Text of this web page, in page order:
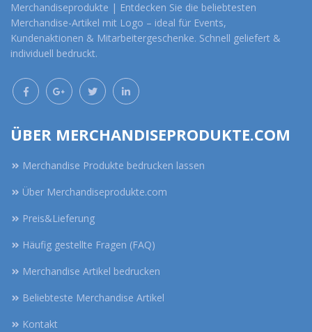
Merchandiseprodukte | Entdecken Sie die beliebtesten
Merchandise-Artikel mit Logo – ideal für Events,
Kundenaktionen & Mitarbeitergeschenke. Schnell geliefert &
individuell bedruckt.
ÜBER MERCHANDISEPRODUKTE.COM
Merchandise Produkte bedrucken lassen
Über Merchandiseprodukte.com
Preis&Lieferung
Häufig gestellte Fragen (FAQ)
Merchandise Artikel bedrucken
Beliebteste Merchandise Artikel
Kontakt